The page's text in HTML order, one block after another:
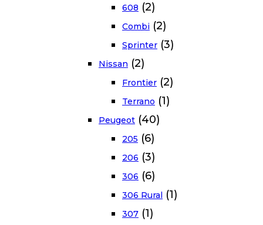
608 (2)
Combi (2)
Sprinter (3)
Nissan (2)
Frontier (2)
Terrano (1)
Peugeot (40)
205 (6)
206 (3)
306 (6)
306 Rural (1)
307 (1)